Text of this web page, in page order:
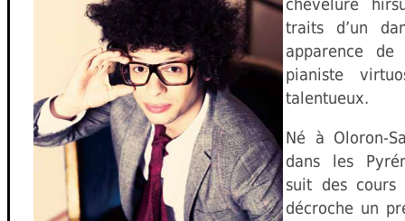
chevelure
traits d’un
apparence
pianiste
talentueux.
Né à Oloron-
dans les
suit des
décroche un